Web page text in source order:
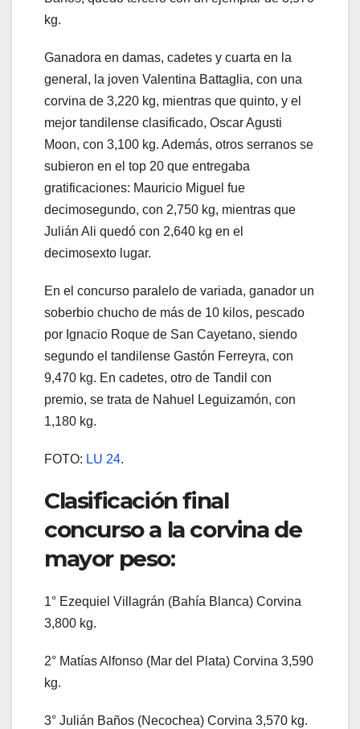
kg.
Ganadora en damas, cadetes y cuarta en la
general, la joven Valentina Battaglia, con una
corvina de 3,220 kg, mientras que quinto, y el
mejor tandilense clasificado, Oscar Agusti
Moon, con 3,100 kg. Además, otros serranos se
subieron en el top 20 que entregaba
gratificaciones: Mauricio Miguel fue
decimosegundo, con 2,750 kg, mientras que
Julián Ali quedó con 2,640 kg en el
decimosexto lugar.
En el concurso paralelo de variada, ganador un
soberbio chucho de más de 10 kilos, pescado
por Ignacio Roque de San Cayetano, siendo
segundo el tandilense Gastón Ferreyra, con
9,470 kg. En cadetes, otro de Tandil con
premio, se trata de Nahuel Leguizamón, con
1,180 kg.
FOTO: LU 24.
Clasificación final
concurso a la corvina de
mayor peso:
1° Ezequiel Villagrán (Bahía Blanca) Corvina
3,800 kg.
2° Matías Alfonso (Mar del Plata) Corvina 3,590
kg.
3° Julián Baños (Necochea) Corvina 3,570 kg.